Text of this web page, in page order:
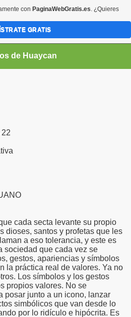
de Huaycan
cada secta levante su propio
dioses, santos y profetas que les
a eso tolerancia, y este es
sociedad que cada vez se
gestos, apariencias y símbolos
la práctica real de valores. Ya no
Los símbolos y los gestos
propios valores. No se
posar junto a un icono, lanzar
simbólicos que van desde lo
por lo ridículo e hipócrita. Es
con PaginaWebGratis.es. ¿Quieres
GRATIS